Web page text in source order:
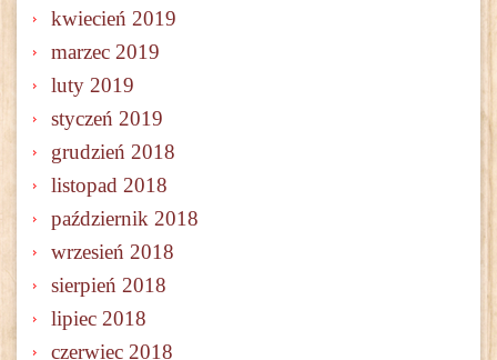
kwiecień 2019
marzec 2019
luty 2019
styczeń 2019
grudzień 2018
listopad 2018
październik 2018
wrzesień 2018
sierpień 2018
lipiec 2018
czerwiec 2018